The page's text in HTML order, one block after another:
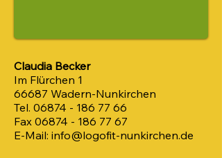
Claudia Becker
Im Flürchen 1
66687 Wadern-Nunkirchen
Tel. 06874 - 186 77 66
Fax 06874 - 186 77 67
E-Mail: info@logofit-nunkirchen.de